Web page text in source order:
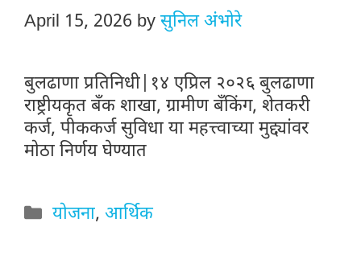
April 15, 2026 by सुनिल अंभोरे
बुलढाणा प्रतिनिधी|१४ एप्रिल २०२६ बुलढाणा
राष्ट्रीयकृत बँक शाखा, ग्रामीण बँकिंग, शेतकरी
कर्ज, पीककर्ज सुविधा या महत्त्वाच्या मुद्द्यांवर
मोठा निर्णय घेण्यात
Categories
योजना,आर्थिक